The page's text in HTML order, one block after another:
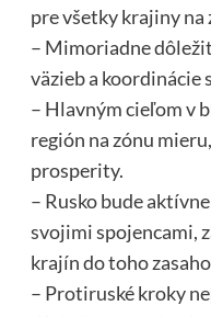
pre všetky krajiny
– Mimoriadne
väzieb a koordinácie
– Hlavným cieľom v
región na zónu
prosperity.
– Rusko bude
svojimi spojencami,
krajín do toho
– Protiruské kroky